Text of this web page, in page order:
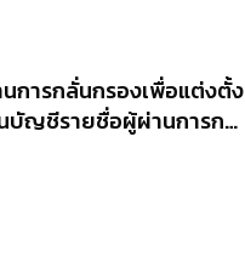
การกลั่นกรองเพื่อแต่งตั้ง
บัญชีรายชื่อผู้ผ่านการก